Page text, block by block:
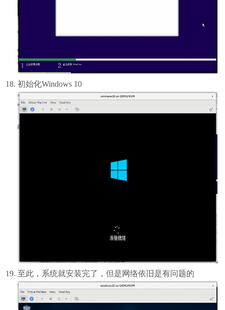
初始化Windows 10
至此，系统就安装完了，但是网络依旧是有问题的